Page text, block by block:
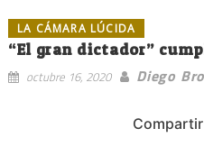
LA CÁMARA LÚCIDA
“El gran dictador”
octubre 16, 2020 Diego
Compartir